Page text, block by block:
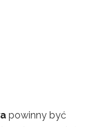
powinny być